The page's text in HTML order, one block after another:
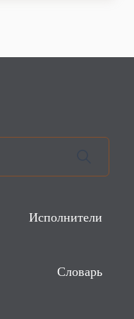
Исполнители
Словарь